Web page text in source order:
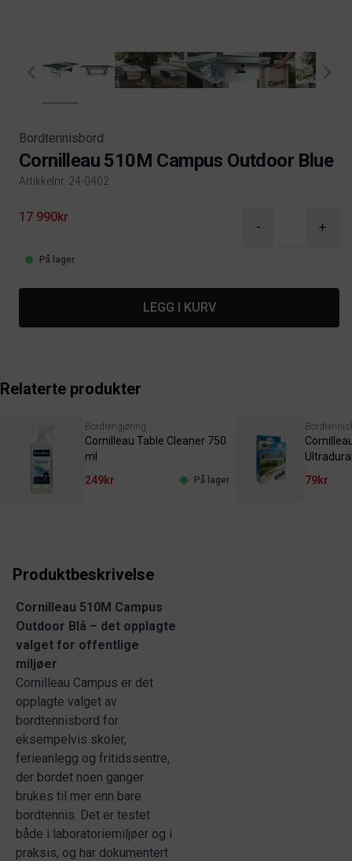
Bordtennisbord
Cornilleau 510M Campus Outdoor Blue
Artikkelnr. 24-0402
Product information
17 990kr
- +
På lager
LEGG I KURV
Relaterte produkter
Bordrengjøring
Cornilleau Table Cleaner 750
ml
249kr
På lager
79kr
Produktbeskrivelse
Cornilleau 510M Campus
Outdoor Blå – det opplagte
valget for offentlige
miljøer
Cornilleau Campus er det
opplagte valget av
bordtennisbord for
eksempelvis skoler,
ferieanlegg og fritidssentre,
der bordet noen ganger
brukes til mer enn bare
bordtennis. Det er testet
både i laboratoriemiljøer og i
praksis, og har dokumentert